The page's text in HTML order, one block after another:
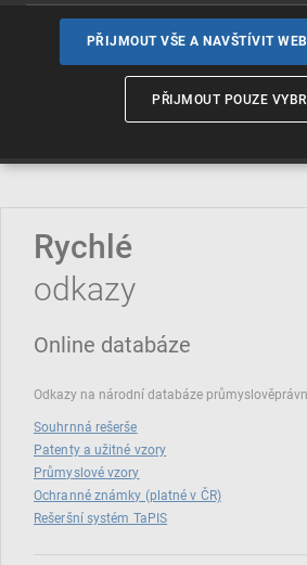
Označení původua
Rychlé
odkazy
Online databáze
Odkazy na národní databáze
Souhrnná rešerše
Patenty a užitné vzory
Průmyslové vzory
Ochranné známky (platné v ČR)
Rešeršní systém TaPIS
PŘIJMOUT VŠE A NAVŠTÍVIT
PŘIJMOUT POUZE